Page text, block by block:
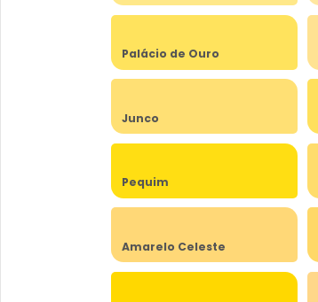
Palácio de Ouro
Junco
Pequim
Amarelo Celeste